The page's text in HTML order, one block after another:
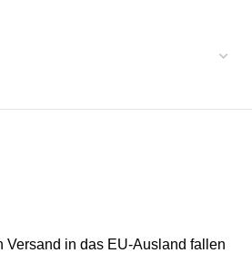
Versand in das EU-Ausland fallen